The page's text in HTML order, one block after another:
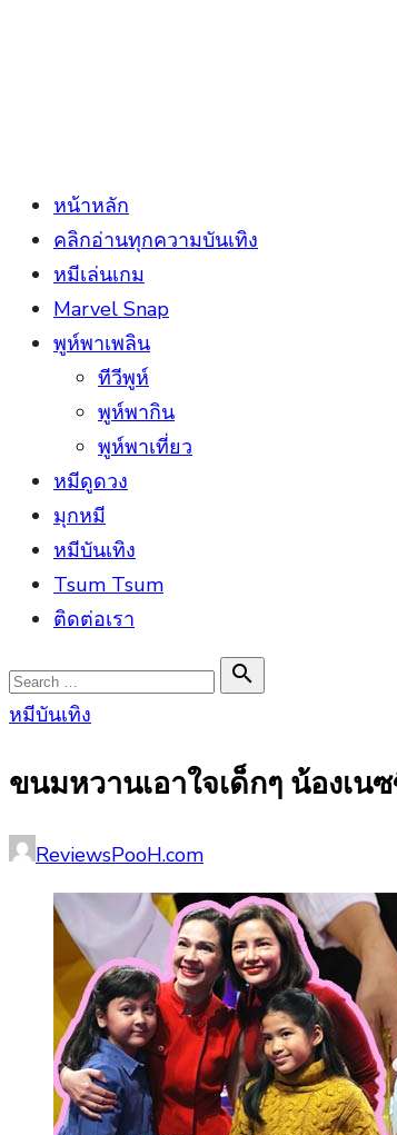
หน้าหลัก
คลิกอ่านทุกความบันเทิง
หมีเล่นเกม
Marvel Snap
พูห์พาเพลิน
ทีวีพูห์
พูห์พากิน
พูห์พาเที่ยว
หมีดูดวง
มุกหมี
หมีบันเทิง
Tsum Tsum
ติดต่อเรา
Search
for:

Search
หมีบันเทิง
ขนมหวานเอาใจเด็กๆ น้องเ
Posted
Author
ReviewsPooH.com